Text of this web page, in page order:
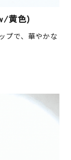
黄色)
プで、華やかな